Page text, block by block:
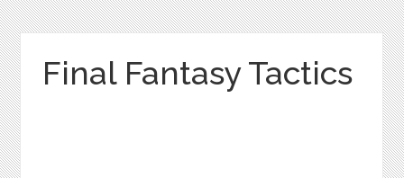
Final Fantasy Tactics